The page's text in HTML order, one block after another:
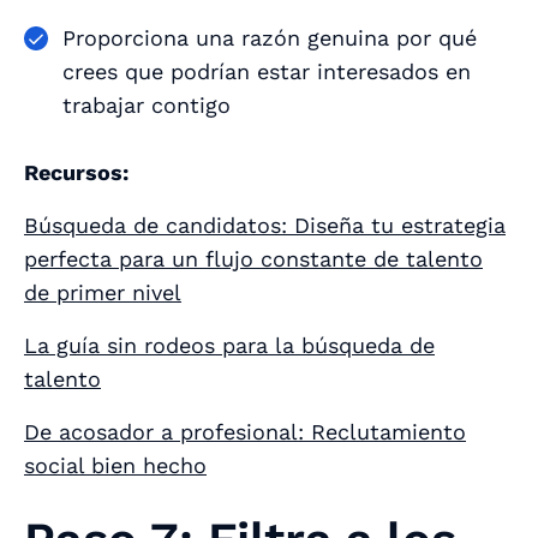
Proporciona una razón genuina por qué
crees que podrían estar interesados en
trabajar contigo
Recursos:
Búsqueda de candidatos: Diseña tu estrategia
perfecta para un flujo constante de talento
de primer nivel
La guía sin rodeos para la búsqueda de
talento
De acosador a profesional: Reclutamiento
social bien hecho